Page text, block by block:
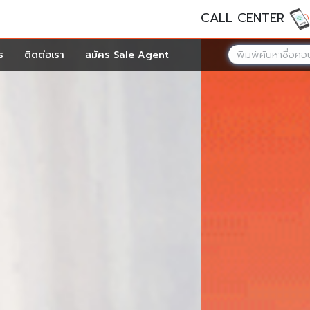
CALL CENTER
ติดต่อเรา สมัคร Sale Agent